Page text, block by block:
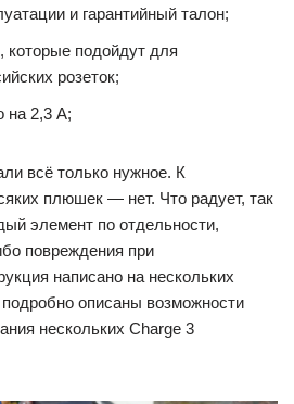
и гарантийный талон;
которые подойдут для
розеток;
на 2,3 А;
всё только нужное. К
плюшек — нет. Что радует, так
элемент по отдельности,
повреждения при
написано на нескольких
подробно описаны возможности
нескольких Charge 3